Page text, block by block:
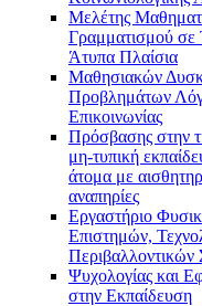
Μελέτης
Γραμματισμού σε
Άτυπα Πλαίσια
Μαθησιακών
Προβλημάτων
Επικοινωνίας
Πρόσβασης στην
μη-τυπική
άτομα με
αναπηρίες
Εργαστήριο
Επιστημών,
Ψυχολογίας και
στην Εκπαίδευση